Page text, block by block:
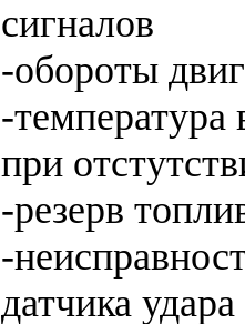
сигналов
-обороты
-
при
-резерв
-
датчика удара